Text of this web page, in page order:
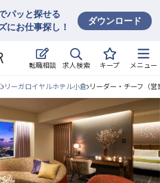
パッと探せる
にお仕事探し！
ダウンロード
転職相談 求人検索 キープ メニュー
す
説明会
について
リーガロイヤルホテル小倉 リーダー・チーフ（